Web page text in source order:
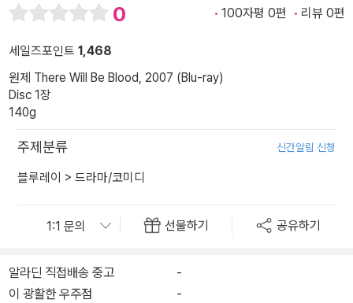
0 100자평 0편 리뷰 0편
세일즈포인트 1,468
원제 There Will Be Blood, 2007 (Blu-ray)
Disc 1장
140g
주제분류 신간알림 신청
블루레이 > 드라마/코미디
선물하기 공유하기
알라딘 직접배송 중고
-
이 광활한 우주점
-